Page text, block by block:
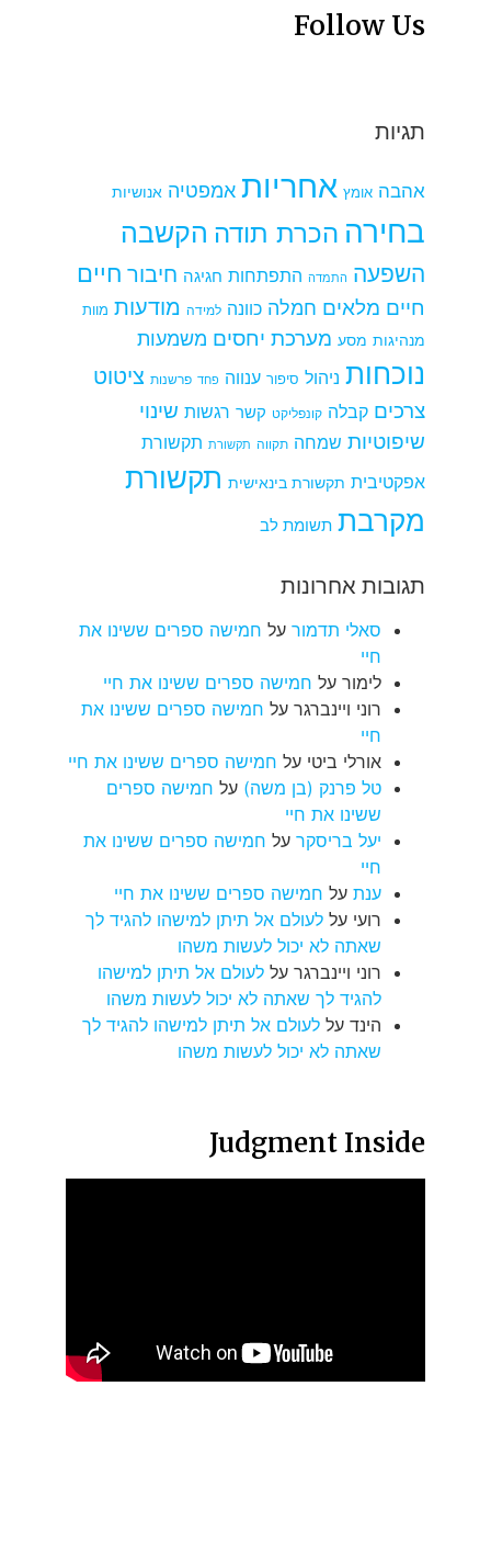
Follow Us
תגיות
אהבה אומץ אחריות אמפטיה אנושיות
בחירה הכרת תודה הקשבה
השפעה התמדה התפתחות חגיגה חיבור חיים
חיים מלאים חמלה כוונה למידה מודעות מוות
מנהיגות מסע מערכת יחסים משמעות
נוכחות ניהול סיפור ענווה פחד פרשנות ציטוט
צרכים קבלה קונפליקט קשר רגשות שינוי
שיפוטיות שמחה תקווה תקשורת תקשורת
אפקטיבית תקשורת בינאישית תקשורת
מקרבת תשומת לב
תגובות אחרונות
סאלי תדמור על חמישה ספרים ששינו את
חיי
לימור על חמישה ספרים ששינו את חיי
רוני ויינברגר על חמישה ספרים ששינו את
חיי
אורלי ביטי על חמישה ספרים ששינו את חיי
טל פרנק (בן משה) על חמישה ספרים
ששינו את חיי
יעל בריסקר על חמישה ספרים ששינו את
חיי
ענת על חמישה ספרים ששינו את חיי
רועי על לעולם אל תיתן למישהו להגיד לך
שאתה לא יכול לעשות משהו
רוני ויינברגר על לעולם אל תיתן למישהו
להגיד לך שאתה לא יכול לעשות משהו
הינד על לעולם אל תיתן למישהו להגיד לך
שאתה לא יכול לעשות משהו
Judgment Inside